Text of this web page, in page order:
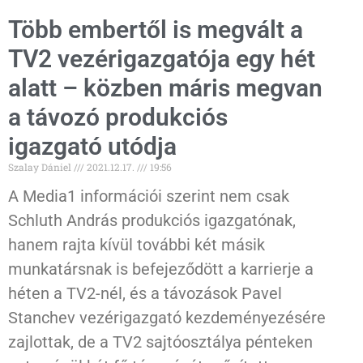
Több embertől is megvált a
TV2 vezérigazgatója egy hét
alatt – közben máris megvan
a távozó produkciós
igazgató utódja
Szalay Dániel 2021.12.17. 19:56
A Media1 információi szerint nem csak
Schluth András produkciós igazgatónak,
hanem rajta kívül további két másik
munkatársnak is befejeződött a karrierje a
héten a TV2-nél, és a távozások Pavel
Stanchev vezérigazgató kezdeményezésére
zajlottak, de a TV2 sajtóosztálya pénteken